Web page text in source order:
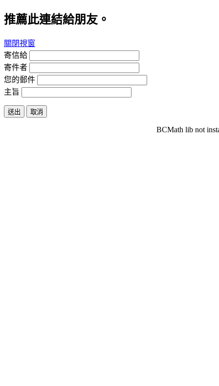
推薦此連結給朋友。
關閉視窗
寄信給
寄件者
您的郵件
主旨
送出 取消
BCMath lib not